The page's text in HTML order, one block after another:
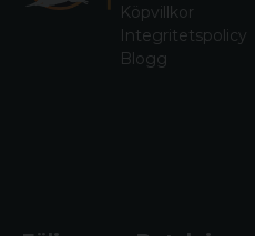
Köpvillkor
Integritetspolicy
Blogg